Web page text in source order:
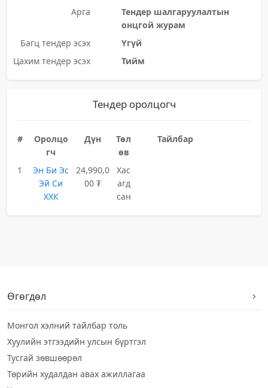
Арга
Тендер шалгаруулалтын
онцгой журам
Багц тендер эсэх
Үгүй
Цахим тендер эсэх
Тийм
Тендер оролцогч
#
Оролцо
гч
Дүн
Төл
өв
Тайлбар
1
Эн Би Эс
Эй Си
ХХК
24,990,0
00 ₮
Хас
агд
сан
Өгөгдөл
Монгол хэлний тайлбар толь
Хуулийн этгээдийн улсын бүртгэл
Тусгай зөвшөөрөл
Төрийн худалдан авах ажиллагаа